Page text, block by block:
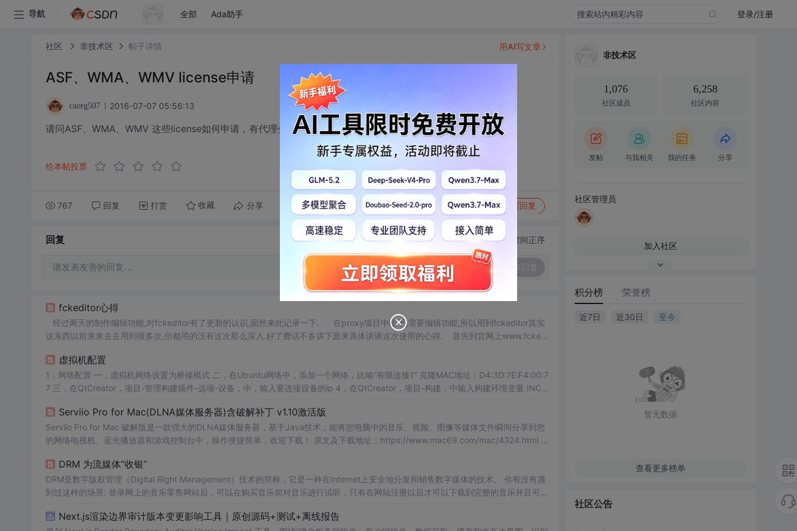
导航 全部 Ada助手 登录/注册
社区 非技术区 帖子详情
ASF、WMA、WMV license申请
caorg507 2016-07-07 05:56:13
请问ASF、WMA、WMV 这些license如何申请，有代理公司吗？
给本帖投票
767 回复 打赏 收藏 分享 转发到动态 举报 写回复
用AI写文章
回复 切换为时间正序
请发表友善的回复…
fckeditor心得
经过两天的制作编辑功能,对fckeditor有了更新的认识,固然来此记录一下. 在proxy项目中由于,需要编辑功能,所以用到fckeditor其实
这东西以前来来去去用到很多次,但都用的没有这次那么深入.好了费话不多讲下面来具体谈谈这次使用的心得. 首先到官网上www.fckedi
虚拟机配置
1，网络配置 一，虚拟机网络设置为桥接模式 二，在Ubuntu网络中，添加一个网络，比喻“有限连接1” 克隆MAC地址：D4:3D:7E:F4:00:7
7 三，在QtCreator，项目-管理构建插件-选项-设备，中，输入要连接设备的ip 4，在QtCreator，项目-构建，中输入构建环境变量 INCL
Serviio Pro for Mac(DLNA媒体服务器)含破解补丁 v1.10激活版
Serviio Pro for Mac 破解版是一款强大的DLNA媒体服务器，基于Java技术，能将您电脑中的音乐、视频、图像等媒体文件瞬间分享到您
的网络电视机、蓝光播放器和游戏控制台中，操作便捷简单，欢迎下载！ 原文及下载地址：https://www.mac69.com/mac/4324.html S
DRM 为流媒体“收银”
DRM是数字版权管理（Digital Right Management）技术的简称，它是一种在Internet上安全地分发和销售数字媒体的技术。 你有没有遇
到过这样的场景: 登录网上的音乐零售网站后，可以在购买音乐前对音乐进行试听，只有在网站注册以后才可以下载到完整的音乐并且可以
Next.js渲染边界审计版本变更影响工具｜原创源码+测试+离线报告
非技术区
1,076
社区成员
6,258
社区内容
发帖 与我相关 我的任务 分享
社区管理员
加入社区
积分榜 荣誉榜
近7日 近30日 至今
暂无数据
查看更多榜单
社区公告